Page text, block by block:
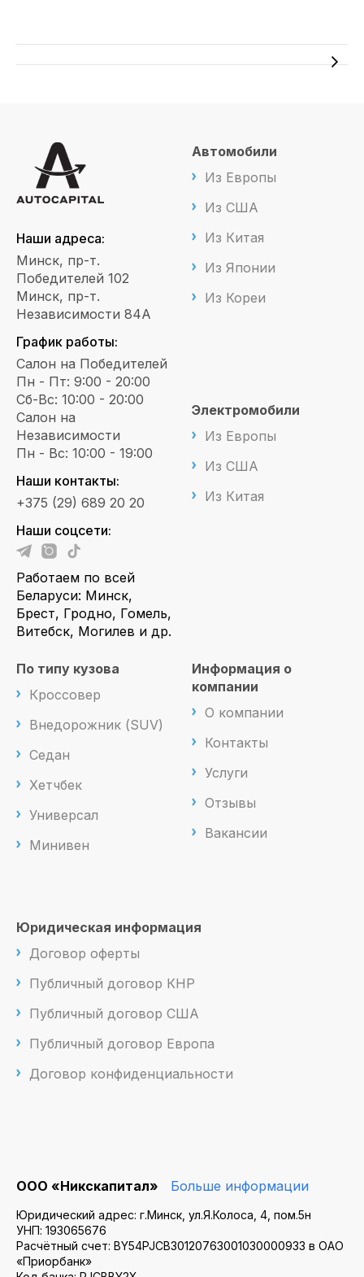
Наши адреса:
Минск, пр-т.
Победителей 102
Минск, пр-т.
Независимости 84А
График работы:
Салон на Победителей
Пн - Пт: 9:00 - 20:00
Сб-Вс: 10:00 - 20:00
Салон на
Независимости
Пн - Вс: 10:00 - 19:00
Наши контакты:
+375 (29) 689 20 20
Наши соцсети:
Работаем по всей
Беларуси: Минск,
Брест, Гродно, Гомель,
Витебск, Могилев и др.
Автомобили
Из Европы
Из США
Из Китая
Из Японии
Из Кореи
Электромобили
Из Европы
Из США
Из Китая
По типу кузова
Кроссовер
Внедорожник (SUV)
Седан
Хетчбек
Универсал
Минивен
Информация о
компании
О компании
Контакты
Услуги
Отзывы
Вакансии
Юридическая информация
Договор оферты
Публичный договор КНР
Публичный договор США
Публичный договор Европа
Договор конфиденциальности
ООО «Никскапитал» Больше информации
Юридический адрес: г.Минск, ул.Я.Колоса, 4, пом.5н
УНП: 193065676
Расчётный счет: BY54PJCB30120763001030000933 в ОАО
«Приорбанк»